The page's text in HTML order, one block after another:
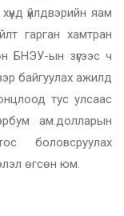
үйлдвэрийн яам
гарган хамтран
БНЭУ-ын зүгээс ч
байгуулах ажилд
тус улсаас
ам.долларын
боловсруулах
өгсөн юм.